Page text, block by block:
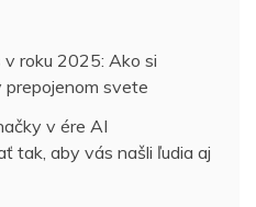
v roku 2025: Ako si
svete
v ére AI
tak, aby vás našli ľudia aj